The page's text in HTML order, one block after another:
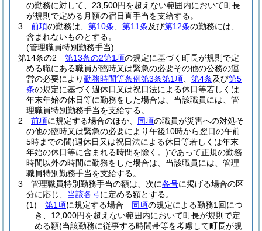
の勤務に対して、23,500円を超えない範囲内において町長
が規則で定める月額の宿日直手当を支給する。
3
前項の勤務は、 第10条 第11条及び第12条の勤務には、
含まれないものとする。
(管理職員特別勤務手当)
第14条の2
第13条の2第1項の規定に基づく町長が規則で定
める職にある職員が臨時又は緊急の必要その他の公務の運
営の必要により勤務時間等条例第3条第1項 第4条及び第5
条の規定に基づく週休日又は祝日法による休日等若しくは
年末年始の休日等に勤務をした場合は、当該職員には、管
理職員特別勤務手当を支給する。
2
前項に規定する場合のほか、 同項の職員が災害への対処そ
の他の臨時又は緊急の必要により午後10時から翌日の午前
5時までの間(週休日又は祝日法による休日等若しくは年末
年始の休日等に含まれる時間を除く。)であって正規の勤務
時間以外の時間に勤務をした場合は、当該職員には、管理
職員特別勤務手当を支給する。
3
管理職員特別勤務手当の額は、次に各号に掲げる場合の区
分に応じ、 当該各号に定める額とする。
(1)
第1項に規定する場合 同項の規定による勤務1回につ
き、12,000円を超えない範囲内において町長が規則で定
める額(当該勤務に従事する時間帯等を考慮して町長が規